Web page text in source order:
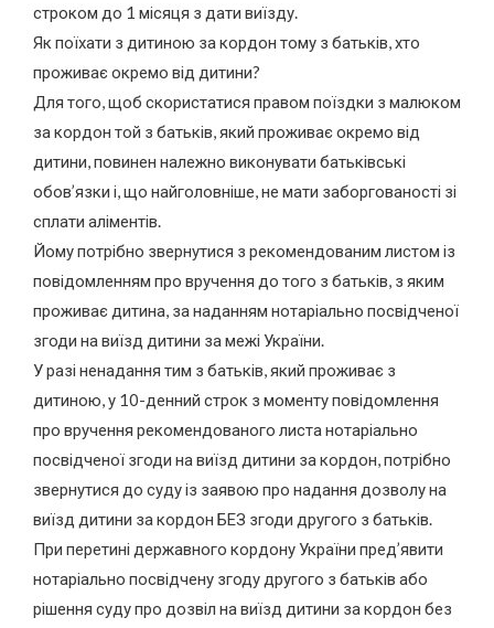
строком до 1 місяця з дати виїзду.
Як поїхати з дитиною за кордон тому з батьків, хто
проживає окремо від дитини?
Для того, щоб скористатися правом поїздки з малюком
за кордон той з батьків, який проживає окремо від
дитини, повинен належно виконувати батьківські
обов’язки і, що найголовніше, не мати заборгованості зі
сплати аліментів.
Йому потрібно звернутися з рекомендованим листом із
повідомленням про вручення до того з батьків, з яким
проживає дитина, за наданням нотаріально посвідченої
згоди на виїзд дитини за межі України.
У разі ненадання тим з батьків, який проживає з
дитиною, у 10-денний строк з моменту повідомлення
про вручення рекомендованого листа нотаріально
посвідченої згоди на виїзд дитини за кордон, потрібно
звернутися до суду із заявою про надання дозволу на
виїзд дитини за кордон БЕЗ згоди другого з батьків.
При перетині державного кордону України пред’явити
нотаріально посвідчену згоду другого з батьків або
рішення суду про дозвіл на виїзд дитини за кордон без